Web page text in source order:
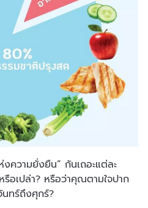
งความยั่งยืน” กันเถอะแต่ละ
เปล่า? หรือว่าคุณตามใจปาก
ทร์ถึงศุกร์?